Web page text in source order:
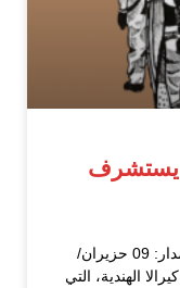
واقع يستشرف
معهد القارات الثلاث للبحث الاجتماعي/ مدار: 09 حزيران/
كيرالا الهندية، التي